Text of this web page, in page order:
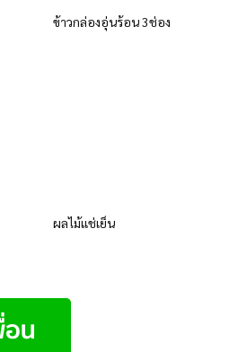
ข้าวกล่องอุ่นร้อน 3ช่อง
ผลไม้แช่เย็น